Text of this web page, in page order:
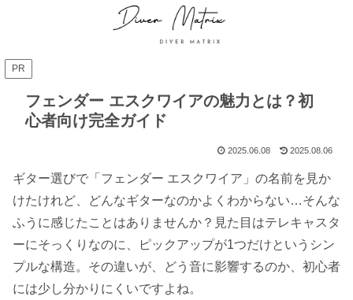
PR
フェンダー エスクワイアの魅力とは？初
心者向け完全ガイド
2025.06.08 2025.08.06
ギター選びで「フェンダー エスクワイア」の名前を見か
けたけれど、どんなギターなのかよくわからない…そんな
ふうに感じたことはありませんか？見た目はテレキャスタ
ーにそっくりなのに、ピックアップが1つだけというシン
プルな構造。その違いが、どう音に影響するのか、初心者
には少し分かりにくいですよね。